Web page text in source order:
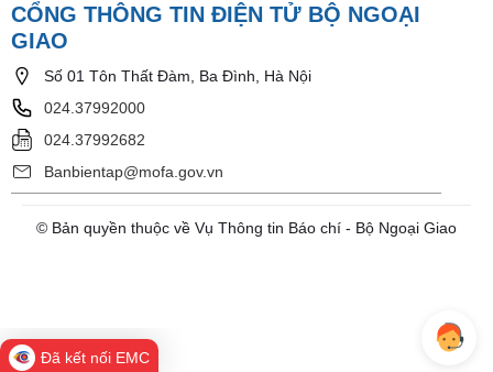
CỔNG THÔNG TIN ĐIỆN TỬ BỘ NGOẠI
GIAO
Số 01 Tôn Thất Đàm, Ba Đình, Hà Nội
024.37992000
024.37992682
Banbientap@mofa.gov.vn
© Bản quyền thuộc về Vụ Thông tin Báo chí - Bộ Ngoại Giao
Đã kết nối EMC